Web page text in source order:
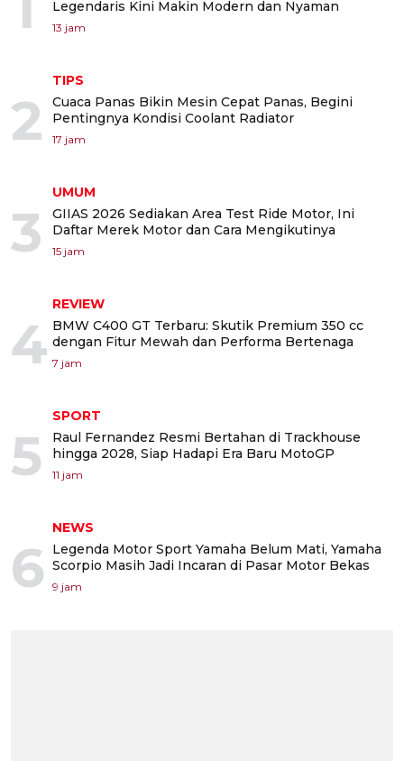
Legendaris Kini Makin Modern dan Nyaman
13 jam
2
TIPS
Cuaca Panas Bikin Mesin Cepat Panas, Begini
Pentingnya Kondisi Coolant Radiator
17 jam
3
UMUM
GIIAS 2026 Sediakan Area Test Ride Motor, Ini
Daftar Merek Motor dan Cara Mengikutinya
15 jam
4
REVIEW
BMW C400 GT Terbaru: Skutik Premium 350 cc
dengan Fitur Mewah dan Performa Bertenaga
7 jam
5
SPORT
Raul Fernandez Resmi Bertahan di Trackhouse
hingga 2028, Siap Hadapi Era Baru MotoGP
11 jam
6
NEWS
Legenda Motor Sport Yamaha Belum Mati, Yamaha
Scorpio Masih Jadi Incaran di Pasar Motor Bekas
9 jam